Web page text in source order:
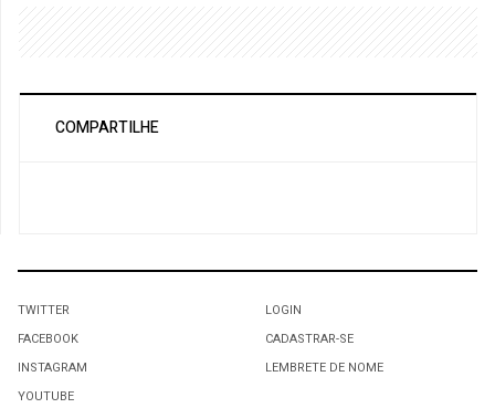
COMPARTILHE
TWITTER
FACEBOOK
INSTAGRAM
YOUTUBE
LOGIN
CADASTRAR-SE
LEMBRETE DE NOME